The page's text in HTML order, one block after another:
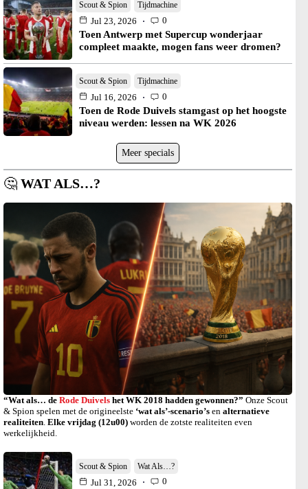
Scout & Spion Tijdmachine
Jul 23, 2026 0
Toen Antwerp met Supercup wonderjaar
compleet maakte, mogen fans weer dromen?
Scout & Spion Tijdmachine
Jul 16, 2026 0
Toen de Rode Duivels stamgast op het hoogste
niveau werden: lessen na WK 2026
Meer specials
🤔 WAT ALS…?
“Wat als… de Rode Duivels het WK 2018 hadden gewonnen?” Onze Scout
& Spion spelen met de origineelste ‘wat als’-scenario’s en alternatieve
realiteiten Elke vrijdag (12u00) worden de zotste realiteiten even
werkelijkheid.
Scout & Spion Wat Als…?
Jul 31, 2026 0